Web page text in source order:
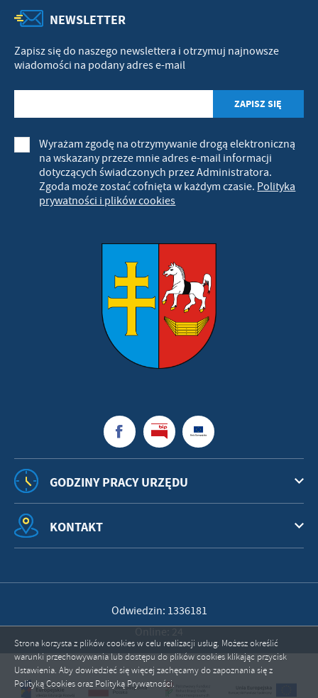
NEWSLETTER
Zapisz się do naszego newslettera i otrzymuj najnowsze
wiadomości na podany adres e-mail
Wyrażam zgodę na otrzymywanie drogą elektroniczną
na wskazany przeze mnie adres e-mail informacji
dotyczących świadczonych przez Administratora.
Zgoda może zostać cofnięta w każdym czasie. Polityka
prywatności i plików cookies
GODZINY PRACY URZĘDU
KONTAKT
Odwiedzin: 1336181
Strona korzysta z plików cookies w celu realizacji usług. Możesz określić
warunki przechowywania lub dostępu do plików cookies klikając przycisk
Ustawienia. Aby dowiedzieć się więcej zachęcamy do zapoznania się z
Polityką Cookies oraz Polityką Prywatności.